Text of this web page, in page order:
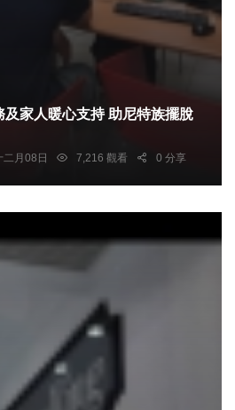
心支持 助尼特族擺脫
二月08日 7,216 觀看 0 分享